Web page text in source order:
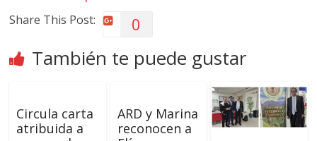
Share This Post: 0
También te puede gustar
Circula carta
atribuida a
ARD y Marina
reconocen a